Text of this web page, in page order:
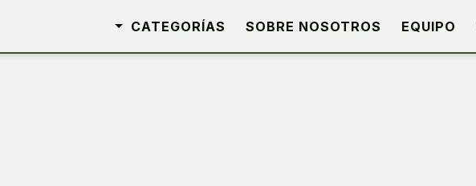
CATEGORÍAS SOBRE NOSOTROS EQUIPO